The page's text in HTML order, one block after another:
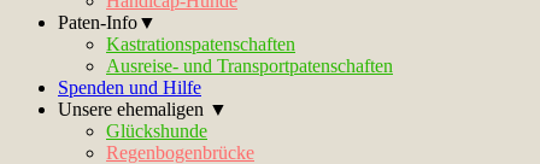
Paten-Info▼
Kastrationspatenschaften
Ausreise- und Transportpatenschaften
Spenden und Hilfe
Unsere ehemaligen ▼
Glückshunde
Regenbogenbrücke